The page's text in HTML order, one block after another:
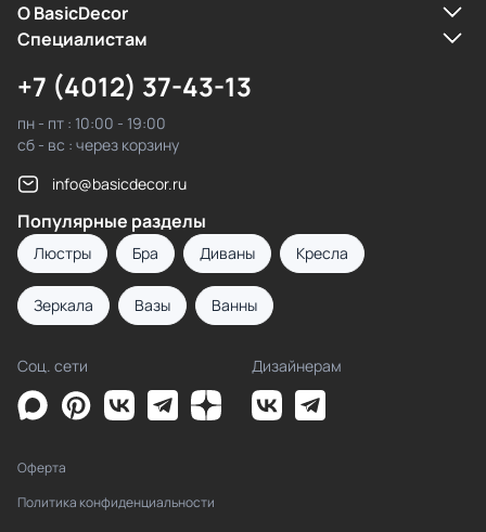
О BasicDecor
Cпециалистам
+7 (4012) 37-43-13
пн - пт : 10:00 - 19:00
сб - вс : через корзину
info@basicdecor.ru
Популярные разделы
Люстры Бра Диваны Кресла
Зеркала Вазы Ванны
Соц. сети Дизайнерам
Оферта
Политика конфиденциальности